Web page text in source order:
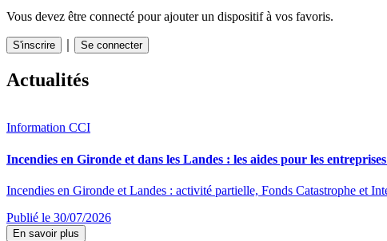
Vous devez être connecté pour ajouter un dispositif à vos favoris.
S'inscrire Se connecter
Actualités
Information CCI
Incendies en Gironde et dans les Landes : les aides pour les
Incendies en Gironde et Landes : activité partielle, Fonds Catastrophe et
Publié le 30/07/2026
En savoir plus